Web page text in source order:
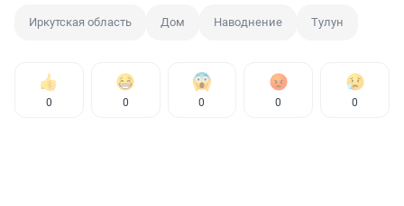
Иркутская область Дом Наводнение Тулун
0 0 0 0 0